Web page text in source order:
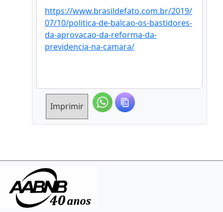
https://www.brasildefato.com.br/2019/
07/10/politica-de-balcao-os-bastidores-
da-aprovacao-da-reforma-da-
previdencia-na-camara/
Imprimir